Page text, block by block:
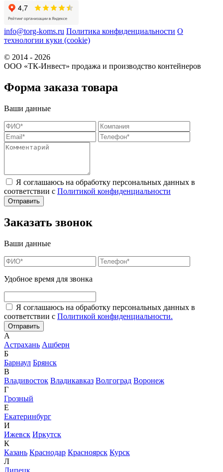
info@torg-koms.ru Политика конфиденциальности О
технологии куки (cookie)
© 2014 - 2026
ООО «ТК-Инвест» продажа и производство контейнеров
Форма заказа товара
Ваши данные
Я соглашаюсь на обработку персональных данных в
соответствии с Политикой конфиденциальности
Заказать звонок
Ваши данные
Удобное время для звонка
Я соглашаюсь на обработку персональных данных в
соответствии с Политикой конфиденциальности.
А
Астрахань Ашберн
Б
Барнаул Брянск
В
Владивосток Владикавказ Волгоград Воронеж
Г
Грозный
Е
Екатеринбург
И
Ижевск Иркутск
К
Казань Краснодар Красноярск Курск
Л